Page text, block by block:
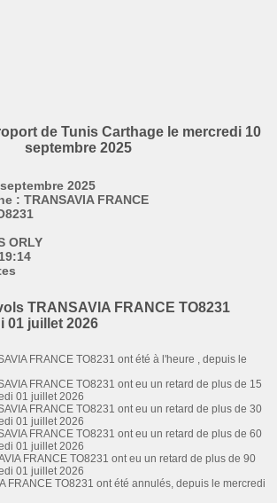
de Tunis Carthage le mercredi 10
septembre 2025
2025
: TRANSAVIA FRANCE
ORLY
TRANSAVIA FRANCE TO8231
01 juillet 2026
FRANCE TO8231 ont été à l'heure , depuis le
FRANCE TO8231 ont eu un retard de plus de 15
01 juillet 2026
FRANCE TO8231 ont eu un retard de plus de 30
01 juillet 2026
FRANCE TO8231 ont eu un retard de plus de 60
01 juillet 2026
FRANCE TO8231 ont eu un retard de plus de 90
01 juillet 2026
FRANCE TO8231 ont été annulés, depuis le mercredi